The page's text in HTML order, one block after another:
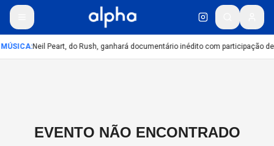
MÚSICA:Neil Peart, do Rush, ganhará documentário inédito com participação
EVENTO NÃO ENCONTRADO